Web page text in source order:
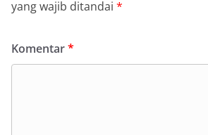
yang wajib ditandai *
Komentar*